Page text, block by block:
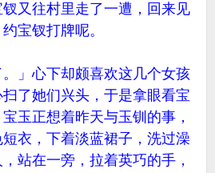
又往村里走了一遭，回来见
宝钗打牌呢。
」心下却颇喜欢这几个女孩
了她们兴头，于是拿眼看宝
玉正想着昨天与玉钏的事，
衣，下着淡蓝裙子，洗过澡
站在一旁，拉着英巧的手，